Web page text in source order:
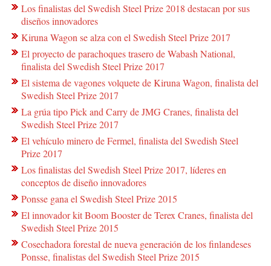
Los finalistas del Swedish Steel Prize 2018 destacan por sus
diseños innovadores
Kiruna Wagon se alza con el Swedish Steel Prize 2017
El proyecto de parachoques trasero de Wabash National,
finalista del Swedish Steel Prize 2017
El sistema de vagones volquete de Kiruna Wagon, finalista del
Swedish Steel Prize 2017
La grúa tipo Pick and Carry de JMG Cranes, finalista del
Swedish Steel Prize 2017
El vehículo minero de Fermel, finalista del Swedish Steel
Prize 2017
Los finalistas del Swedish Steel Prize 2017, líderes en
conceptos de diseño innovadores
Ponsse gana el Swedish Steel Prize 2015
El innovador kit Boom Booster de Terex Cranes, finalista del
Swedish Steel Prize 2015
Cosechadora forestal de nueva generación de los finlandeses
Ponsse, finalistas del Swedish Steel Prize 2015